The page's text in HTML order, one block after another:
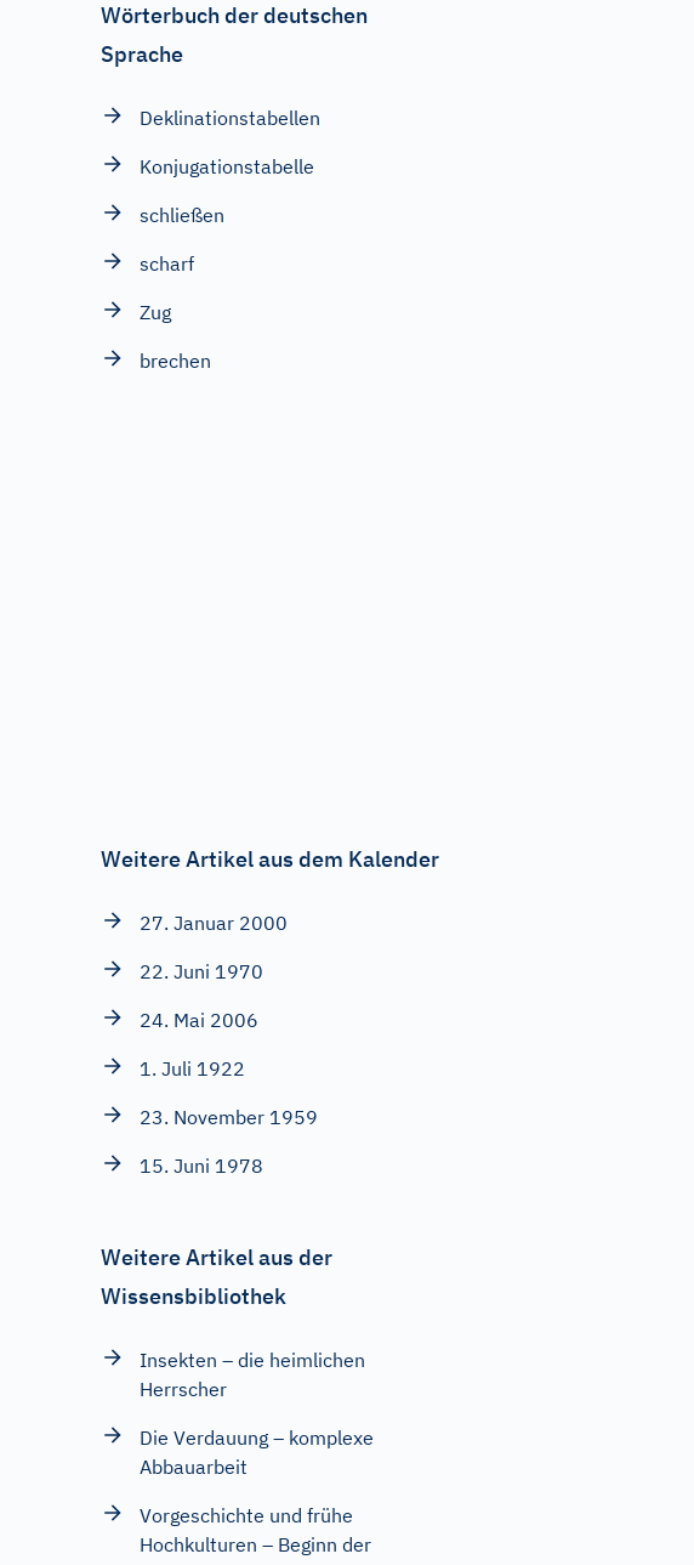
Wörterbuch der deutschen
Sprache
Deklinationstabellen
Konjugationstabelle
schließen
scharf
Zug
brechen
Weitere Artikel aus dem Kalender
27. Januar 2000
22. Juni 1970
24. Mai 2006
1. Juli 1922
23. November 1959
15. Juni 1978
Weitere Artikel aus der
Wissensbibliothek
Insekten – die heimlichen
Herrscher
Die Verdauung – komplexe
Abbauarbeit
Vorgeschichte und frühe
Hochkulturen – Beginn der